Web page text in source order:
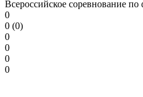
Всероссийское соревнование
0
0 (0)
0
0
0
0